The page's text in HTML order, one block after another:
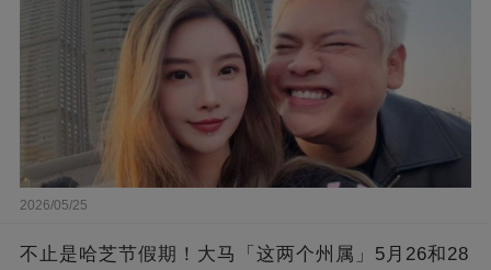
2026/05/25
不止是哈芝节假期！大马「这两个州属」5月26和28